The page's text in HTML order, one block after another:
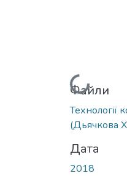
Вантажиться...
Файли
Технології
(Дьячкова
Дата
2018